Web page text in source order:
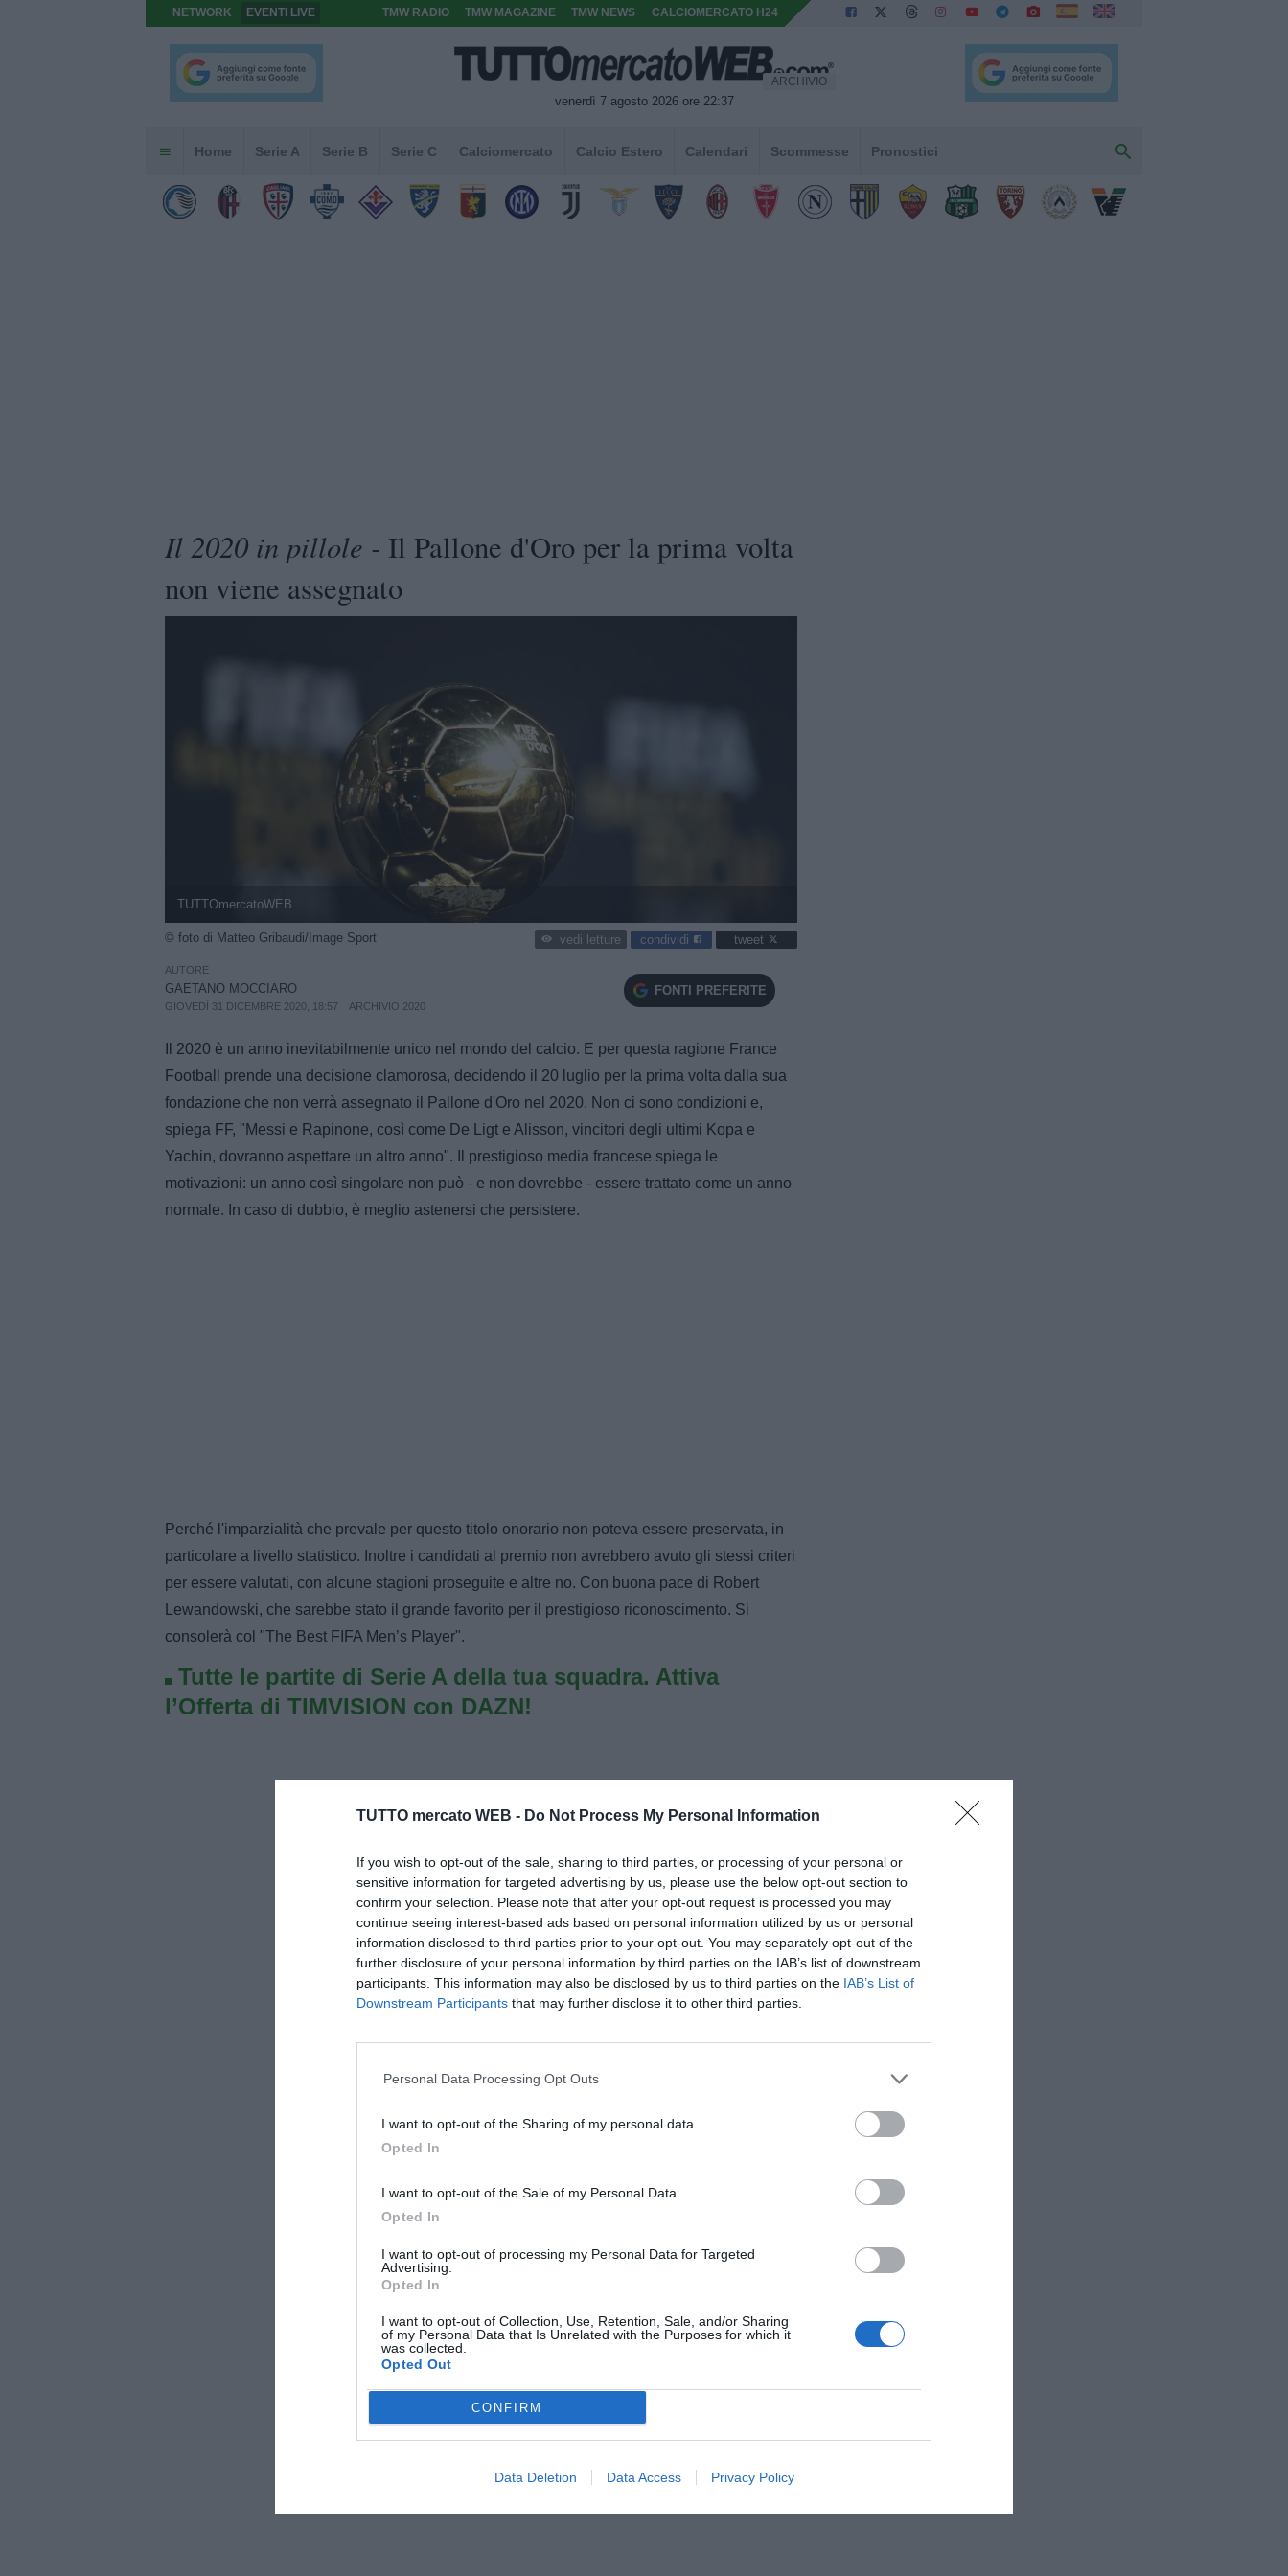
TUTTO mercato WEB - Do Not Process My Personal Information
If you wish to opt-out of the sale, sharing to third parties, or processing of your personal or
sensitive information for targeted advertising by us, please use the below opt-out section to
confirm your selection. Please note that after your opt-out request is processed you may
continue seeing interest-based ads based on personal information utilized by us or personal
information disclosed to third parties prior to your opt-out. You may separately opt-out of the
further disclosure of your personal information by third parties on the IAB’s list of downstream
participants. This information may also be disclosed by us to third parties on the IAB’s List of
Downstream Participants that may further disclose it to other third parties.
Personal Data Processing Opt Outs
I want to opt-out of the Sharing of my personal data.
Opted In
I want to opt-out of the Sale of my Personal Data.
Opted In
I want to opt-out of processing my Personal Data for Targeted
Advertising.
Opted In
I want to opt-out of Collection, Use, Retention, Sale, and/or Sharing
of my Personal Data that Is Unrelated with the Purposes for which it
was collected.
Opted Out
CONFIRM
Data Deletion Data Access Privacy Policy
NETWORK EVENTI LIVE TMW RADIO TMW MAGAZINE TMW NEWS CALCIOMERCATO H24
venerdì 7 agosto 2026 ore 22:37
ARCHIVIO
Home Serie A Serie B Serie C Calciomercato Calcio Estero Calendari Scommesse Pronostici
Il 2020 in pillole - Il Pallone d'Oro per la prima volta
non viene assegnato
TUTTOmercatoWEB
© foto di Matteo Gribaudi/Image Sport vedi letture condividi tweet
AUTORE
GAETANO MOCCIARO
GIOVEDÌ 31 DICEMBRE 2020, 18:57 ARCHIVIO 2020
FONTI PREFERITE
Il 2020 è un anno inevitabilmente unico nel mondo del calcio. E per questa ragione France
Football prende una decisione clamorosa, decidendo il 20 luglio per la prima volta dalla sua
fondazione che non verrà assegnato il Pallone d'Oro nel 2020. Non ci sono condizioni e,
spiega FF, "Messi e Rapinone, così come De Ligt e Alisson, vincitori degli ultimi Kopa e
Yachin, dovranno aspettare un altro anno". Il prestigioso media francese spiega le
motivazioni: un anno così singolare non può - e non dovrebbe - essere trattato come un anno
normale. In caso di dubbio, è meglio astenersi che persistere.
Perché l'imparzialità che prevale per questo titolo onorario non poteva essere preservata, in
particolare a livello statistico. Inoltre i candidati al premio non avrebbero avuto gli stessi criteri
per essere valutati, con alcune stagioni proseguite e altre no. Con buona pace di Robert
Lewandowski, che sarebbe stato il grande favorito per il prestigioso riconoscimento. Si
consolerà col "The Best FIFA Men’s Player".
Tutte le partite di Serie A della tua squadra. Attiva
l’Offerta di TIMVISION con DAZN!